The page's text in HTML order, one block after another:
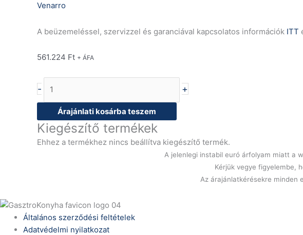
Venarro
A beüzemeléssel, szervizzel és garanciával kapcsolatos információk ITT
561.224 Ft + ÁFA
- +
Árajánlati kosárba teszem
Kiegészítő termékek
Ehhez a termékhez nincs beállítva kiegészítő termék.
A jelenlegi instabil euró árfolyam miatt a
Kérjük vegye figyelembe,
Az árajánlatkérésekre minden
Általános szerződési feltételek
Adatvédelmi nyilatkozat